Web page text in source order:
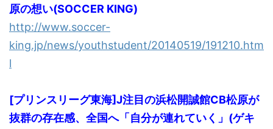
原の想い(SOCCER KING)
http://www.soccer-
king.jp/news/youthstudent/20140519/191210.htm
l
[プリンスリーグ東海]J注目の浜松開誠館CB松原が
抜群の存在感、全国へ「自分が連れていく」(ゲキ